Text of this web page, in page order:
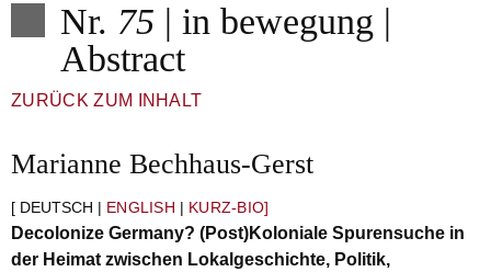
Nr. 75 | in bewegung |
Abstract
ZURÜCK ZUM INHALT
Marianne Bechhaus-Gerst
[ DEUTSCH | ENGLISH | KURZ-BIO]
Decolonize Germany? (Post)Koloniale Spurensuche in
der Heimat zwischen Lokalgeschichte, Politik,